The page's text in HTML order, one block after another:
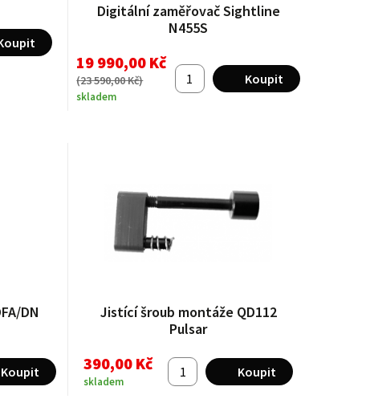
Digitální zaměřovač Sightline
N455S
19 990,00 Kč
(23 590,00 Kč)
skladem
DN
Jistící šroub montáže QD112
Pulsar
390,00 Kč
skladem